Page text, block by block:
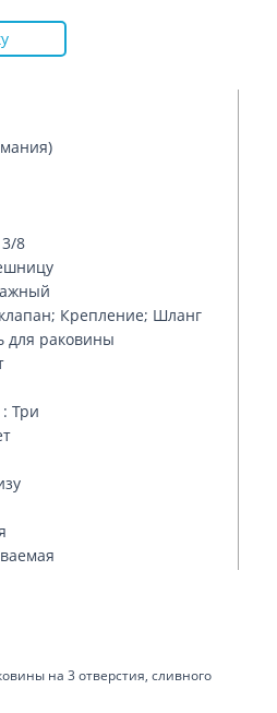
8
Крепление; Шланг
для раковины
Три
на 3 отверстия, сливного